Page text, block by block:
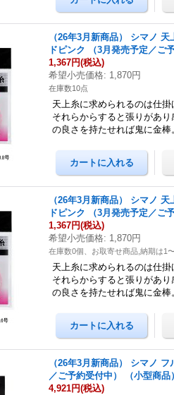
（26年3月新商品） シマノ
ドピンク （3月発売予定／ご
1,367円(税込)
希望小売価格: 1,870円
在庫数10点
天上糸に求められるのは仕
それらからすると張りがあ
の良さを持たせれば鬼に金
（26年3月新商品） シマノ
ドピンク （3月発売予定／ご
1,367円(税込)
希望小売価格: 1,870円
在庫数0個、お取寄せ商品,納期は1
天上糸に求められるのは仕
それらからすると張りがあ
の良さを持たせれば鬼に金
（26年3月新商品） シマノ
／ご予約受付中） （小型商品）
4,921円(税込)